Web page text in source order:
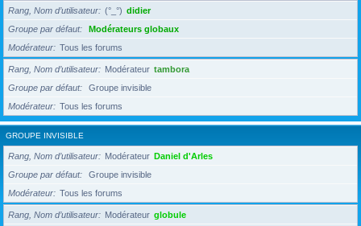
Rang, Nom d’utilisateur (°_°) didier
Groupe par défaut
Modérateurs globaux
Modérateur
Tous les forums
Rang, Nom d’utilisateur Modérateur tambora
Groupe par défaut
Groupe invisible
Modérateur
Tous les forums
GROUPE INVISIBLE
Rang, Nom d’utilisateur Modérateur Daniel d'Arles
Groupe par défaut
Groupe invisible
Modérateur
Tous les forums
Rang, Nom d’utilisateur Modérateur globule